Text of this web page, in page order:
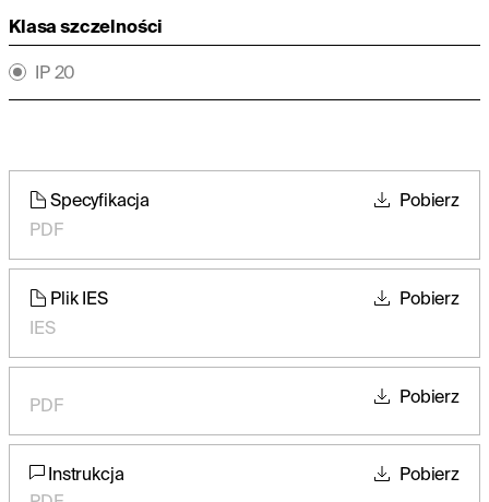
Klasa szczelności
IP 20
Specyfikacja
PDF
Pobierz
Plik IES
IES
Pobierz
PDF Pobierz
Instrukcja
Pobierz